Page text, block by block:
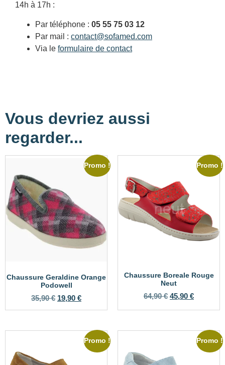
14h à 17h :
Par téléphone : 05 55 75 03 12
Par mail : contact@sofamed.com
Via le formulaire de contact
Vous devriez aussi
regarder...
Promo !
Chaussure Geraldine Orange
Podowell
35,90€ 19,90 €
Promo !
Chaussure Boreale Rouge
Neut
64,90€ 45,90 €
Promo ! Promo !